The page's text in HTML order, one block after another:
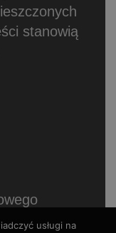
stanowią
usługi na